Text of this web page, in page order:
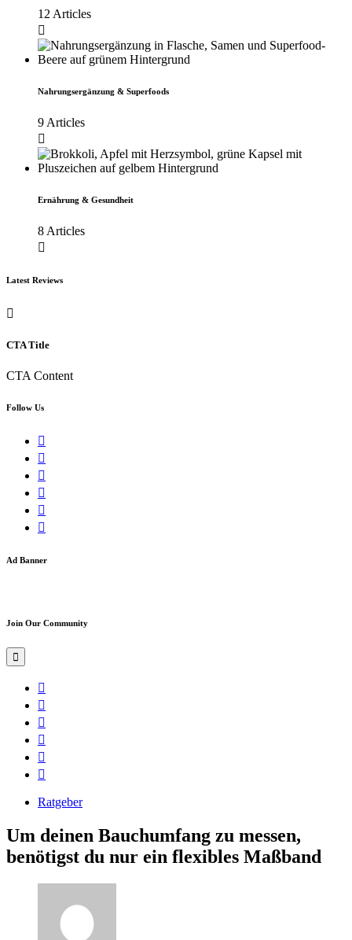
12 Articles
Nahrungsergänzung & Superfoods
9 Articles
Ernährung & Gesundheit
8 Articles
Latest Reviews
CTA Title
CTA Content
Follow Us
Ad Banner
Join Our Community
Ratgeber
Um deinen Bauchumfang zu messen,
benötigst du nur ein flexibles Maßband